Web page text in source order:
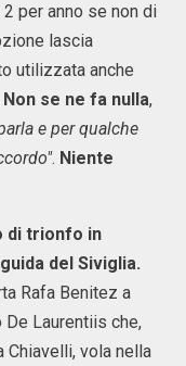
per anno se non di
lascia
utilizzata anche
Non se ne fa nulla,
e per qualche
. Niente
di trionfo in
del Siviglia.
Rafa Benitez a
Laurentiis che,
Chiavelli, vola nella